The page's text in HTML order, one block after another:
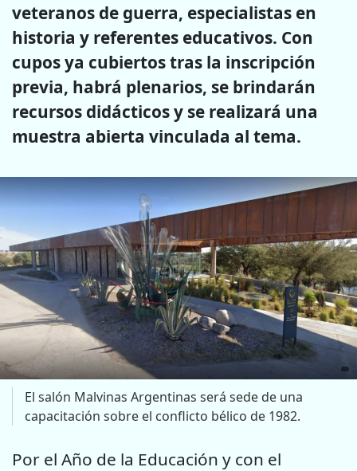
veteranos de guerra, especialistas en
historia y referentes educativos. Con
cupos ya cubiertos tras la inscripción
previa, habrá plenarios, se brindarán
recursos didácticos y se realizará una
muestra abierta vinculada al tema.
El salón Malvinas Argentinas será sede de una
capacitación sobre el conflicto bélico de 1982.
Por el Año de la Educación y con el